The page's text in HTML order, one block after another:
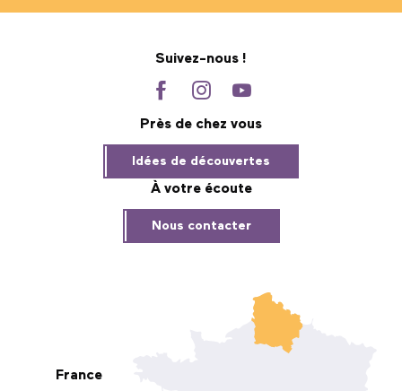
Suivez-nous !
Près de chez vous
Idées de découvertes
À votre écoute
Nous contacter
France